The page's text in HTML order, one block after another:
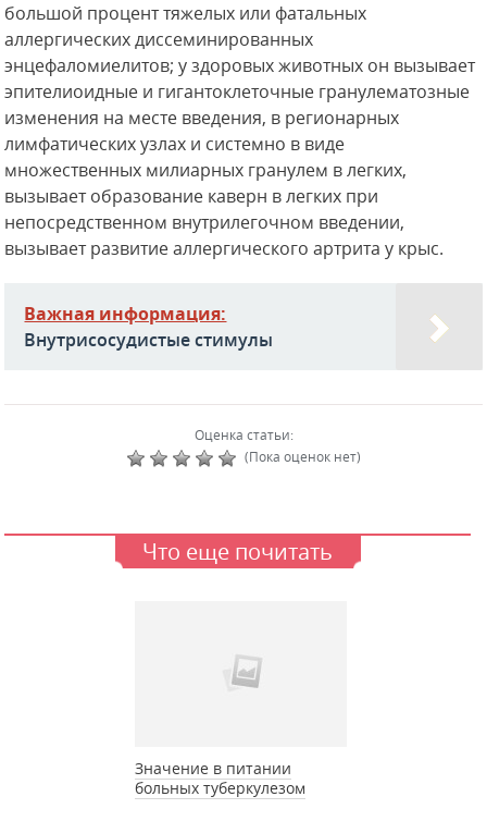
большой процент тяжелых или фатальных
аллергических диссеминированных
энцефаломиелитов; у здоровых животных он вызывает
эпителиоидные и гигантоклеточные гранулематозные
изменения на месте введения, в регионарных
лимфатических узлах и системно в виде
множественных милиарных гранулем в легких,
вызывает образование каверн в легких при
непосредственном внутрилегочном введении,
вызывает развитие аллергического артрита у крыс.
Важная информация:
Внутрисосудистые стимулы
Оценка статьи:
(Пока оценок нет)
Что еще почитать
Значение в питании
больных туберкулезом